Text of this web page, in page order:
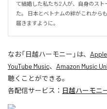
て結婚した私たち2人が、自身のス
た。 日本とベトナムの絆がこれから
届きますように。
なお「日越ハーモニー 」は、
YouTube Music、 Amazon Music
聴くことができる。
各配信サービス： 日越ハーモニ